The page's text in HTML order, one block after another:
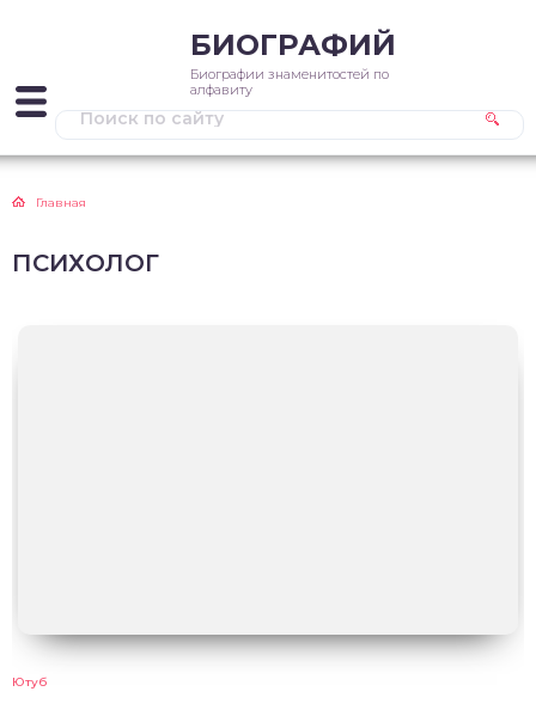
БИОГРАФИЙ
Биографии знаменитостей по
алфавиту
Главная
ПСИХОЛОГ
Ютуб